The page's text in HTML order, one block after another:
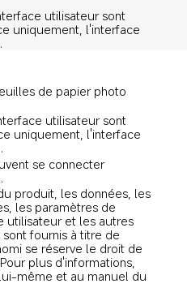
utilisateur sont
uniquement, l'interface
de papier photo
utilisateur sont
uniquement, l'interface
se connecter
produit, les données, les
les paramètres de
utilisateur et les autres
fournis à titre de
se réserve le droit de
plus d'informations,
même et au manuel du